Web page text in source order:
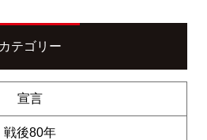
カテゴリー
宣言
戦後80年